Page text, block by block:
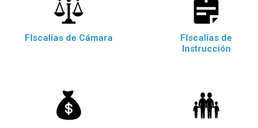
FIscalías de Cámara
FIscalías de
Instrucción